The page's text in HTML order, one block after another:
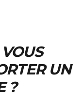
UN
?